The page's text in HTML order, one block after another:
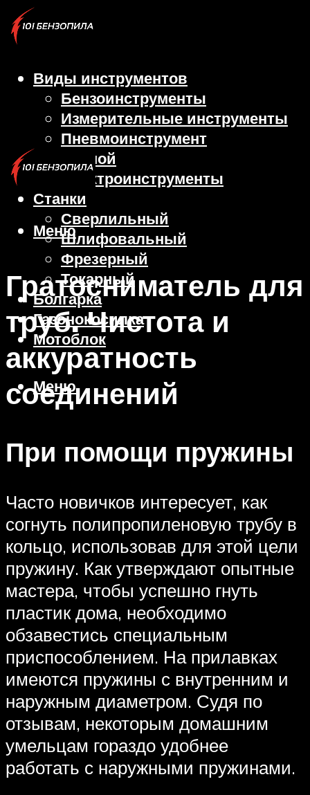
Виды инструментов
Бензоинструменты
Измерительные инструменты
Пневмоинструмент
Ручной
Электроинструменты
Станки
Сверлильный
Шлифовальный
Фрезерный
Токарный
Болгарка
Газонокосилка
Мотоблок
Меню
Меню
Гратосниматель для
труб. Чистота и
аккуратность
соединений
При помощи пружины
Часто новичков интересует, как
согнуть полипропиленовую трубу в
кольцо, использовав для этой цели
пружину. Как утверждают опытные
мастера, чтобы успешно гнуть
пластик дома, необходимо
обзавестись специальным
приспособлением. На прилавках
имеются пружины с внутренним и
наружным диаметром. Судя по
отзывам, некоторым домашним
умельцам гораздо удобнее
работать с наружными пружинами.